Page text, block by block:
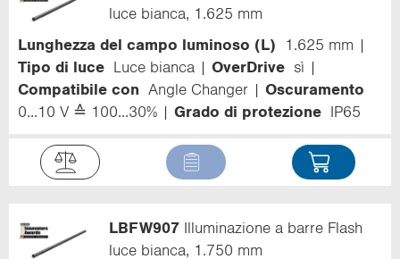
luce bianca, 1.625 mm
Lunghezza del campo luminoso (L)
1.625 mm
Tipo di luce
Luce bianca OverDrive
sì
Compatibile con
Angle Changer
Oscuramento
0...10 V ≙ 100...30%
Grado di protezione IP65
LBFW907 Illuminazione a barre Flash
luce bianca, 1.750 mm